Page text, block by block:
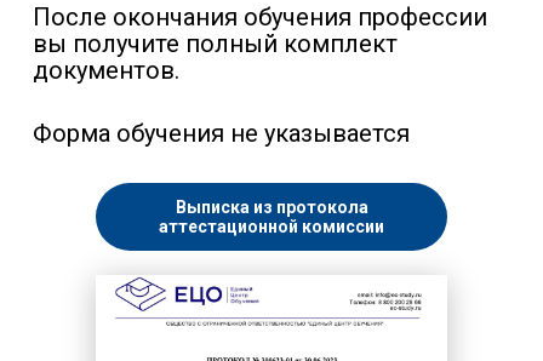
Сфера услуг
Съемщик
Текстильная промышленность
Токарь
Травильщик
Уборщик
Упаковщик
Управление и администрирование
Установщик
Формовщик
Фрезеровщик
Химическая промышленность
После окончания обучения профессии
вы получите полный комплект
документов.
Форма обучения не указывается
Выписка из протокола
аттестационной комиссии